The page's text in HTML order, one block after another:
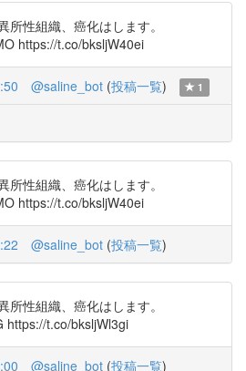
性組織、癌化はします。
https://t.co/bksljW40ei
@saline_bot (投稿一覧) 1
性組織、癌化はします。
https://t.co/bksljW40ei
@saline_bot (投稿一覧)
性組織、癌化はします。
https://t.co/bksljWl3gi
@saline_bot (投稿一覧)